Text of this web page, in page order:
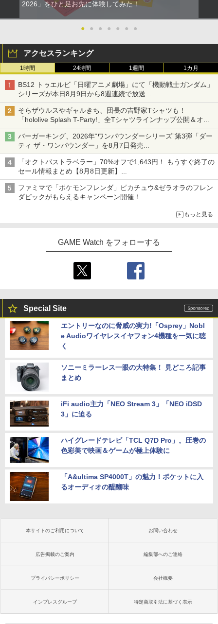
2026」をひと足お先に体験してみた！
● ● ● ● ● ● ●
アクセスランキング
1時間 24時間 1週間 1カ月
BS12 トゥエルビ「日曜アニメ劇場」にて「機動戦士ガンダム」
シリーズが本日8月9日から8週連続で放送
初回は「機動戦士ガンダム【HDリマスター版】」
そらザウルスやギャルきち、団長の吉野家Tシャツも！
「hololive Splash T-Party!」全Tシャツラインナップ公開＆オン
ライン販売開始
バーガーキング、2026年“ワンパウンダーシリーズ”第3弾「ダー
ティ ザ・ワンパウンダー」を8月7日発売
「特製ガーリックマヨソース」を使用した超大型チーズバーガー
「オクトパストラベラー」70%オフで1,643円！ もうすぐ終了の
セール情報まとめ【8月8日更新】
ニンテンドーeショップでは「大神 絶景版」が67%オフで990円
ファミマで「ポケモンフレンダ」ピカチュウ&ゼラオラのフレン
ダピックがもらえるキャンペーン開催！
もっと見る
GAME Watch をフォローする
Special Site
エントリーなのに脅威の実力!「Osprey」Nobl
e Audioワイヤレスイヤフォン4機種を一気に聴
く
ソニーミラーレス一眼の大特集！ 見どころ記事
まとめ
iFi audio主力「NEO Stream 3」「NEO iDSD
3」に迫る
ハイグレードテレビ「TCL Q7D Pro」。圧巻の
色彩美で映画＆ゲームが極上体験に
「A&ultima SP4000T」の魅力！ポケットに入
るオーディオの醍醐味
本サイトのご利用について お問い合わせ
広告掲載のご案内 編集部へのご連絡
プライバシーポリシー 会社概要
インプレスグループ 特定商取引法に基づく表示